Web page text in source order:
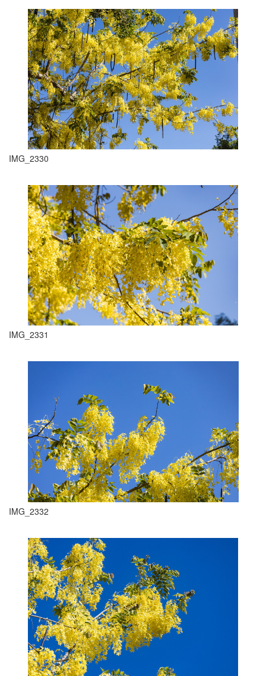
IMG_2330
IMG_2331
IMG_2332